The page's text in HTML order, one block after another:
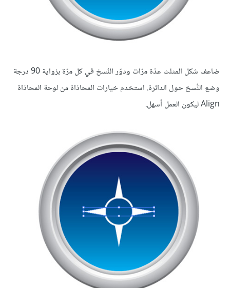
ضاعف شكل المثلث عدّة مرّات ودوّر النُسخ في كل مرّة بزواية 90 درجة
وضع النُّسخ حول الدائرة. استخدم خيارات المحاذاة من لوحة المحاذاة
Align ليكون العمل أسهل.